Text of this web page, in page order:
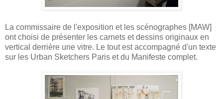
La commissaire de l'exposition et les scénographes [MAW]
ont choisi de présenter les carnets et dessins originaux en
vertical derrière une vitre. Le tout est accompagné d'un texte
sur les Urban Sketchers Paris et du Manifeste complet.